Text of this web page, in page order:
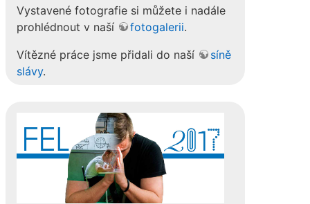
Vystavené fotografie si můžete i nadále
prohlédnout v naší
fotogalerii.
Vítězné práce jsme přidali do naší
síně
slávy.